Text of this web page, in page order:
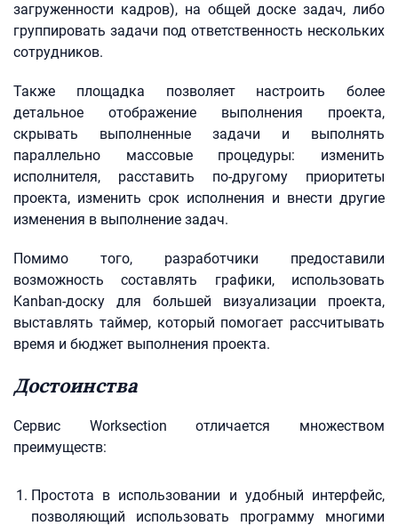
загруженности кадров), на общей доске задач, либо
группировать задачи под ответственность нескольких
сотрудников.
Также площадка позволяет настроить более
детальное отображение выполнения проекта,
скрывать выполненные задачи и выполнять
параллельно массовые процедуры: изменить
исполнителя, расставить по-другому приоритеты
проекта, изменить срок исполнения и внести другие
изменения в выполнение задач.
Помимо того, разработчики предоставили
возможность составлять графики, использовать
Kanban-доску для большей визуализации проекта,
выставлять таймер, который помогает рассчитывать
время и бюджет выполнения проекта.
Достоинства
Сервис Worksection отличается множеством
преимуществ:
Простота в использовании и удобный интерфейс,
позволяющий использовать программу многими